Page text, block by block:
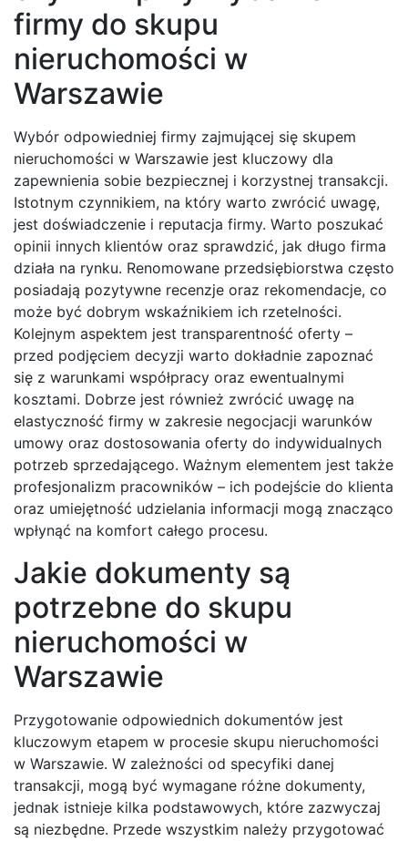
firmy do skupu
nieruchomości w
Warszawie
Wybór odpowiedniej firmy zajmującej się skupem
nieruchomości w Warszawie jest kluczowy dla
zapewnienia sobie bezpiecznej i korzystnej transakcji.
Istotnym czynnikiem, na który warto zwrócić uwagę,
jest doświadczenie i reputacja firmy. Warto poszukać
opinii innych klientów oraz sprawdzić, jak długo firma
działa na rynku. Renomowane przedsiębiorstwa często
posiadają pozytywne recenzje oraz rekomendacje, co
może być dobrym wskaźnikiem ich rzetelności.
Kolejnym aspektem jest transparentność oferty –
przed podjęciem decyzji warto dokładnie zapoznać
się z warunkami współpracy oraz ewentualnymi
kosztami. Dobrze jest również zwrócić uwagę na
elastyczność firmy w zakresie negocjacji warunków
umowy oraz dostosowania oferty do indywidualnych
potrzeb sprzedającego. Ważnym elementem jest także
profesjonalizm pracowników – ich podejście do klienta
oraz umiejętność udzielania informacji mogą znacząco
wpłynąć na komfort całego procesu.
Jakie dokumenty są
potrzebne do skupu
nieruchomości w
Warszawie
Przygotowanie odpowiednich dokumentów jest
kluczowym etapem w procesie skupu nieruchomości
w Warszawie. W zależności od specyfiki danej
transakcji, mogą być wymagane różne dokumenty,
jednak istnieje kilka podstawowych, które zazwyczaj
są niezbędne. Przede wszystkim należy przygotować